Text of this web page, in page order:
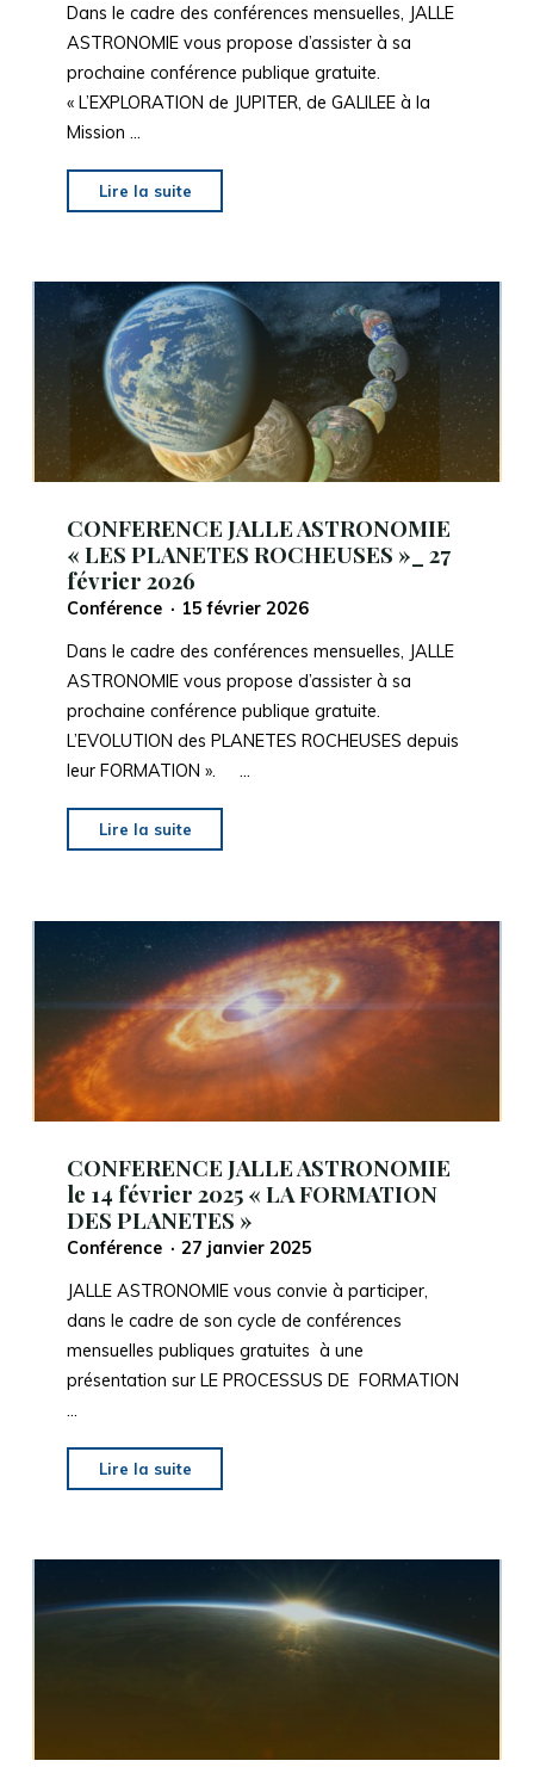
Dans le cadre des conférences mensuelles, JALLE
ASTRONOMIE vous propose d’assister à sa
prochaine conférence publique gratuite.
« L’EXPLORATION de JUPITER, de GALILEE à la
Mission …
Lire la suite
Jalle
Mars
2026_
L’EXPLORATION
de
JUPITER,
de
Galilée
à
CONFERENCE JALLE ASTRONOMIE
« LES PLANETES ROCHEUSES »_ 27
février 2026
Conférence
15 février 2026
Dans le cadre des conférences mensuelles, JALLE
ASTRONOMIE vous propose d’assister à sa
prochaine conférence publique gratuite.
L’EVOLUTION des PLANETES ROCHEUSES depuis
leur FORMATION ». …
Lire la suite
JALLE
« LES
PLANETES
ROCHEUSES »_
27
février
2026"
CONFERENCE JALLE ASTRONOMIE
le 14 février 2025 « LA FORMATION
DES PLANETES »
Conférence
27 janvier 2025
JALLE ASTRONOMIE vous convie à participer,
dans le cadre de son cycle de conférences
mensuelles publiques gratuites à une
présentation sur LE PROCESSUS DE FORMATION
…
Lire la suite
JALLE
le
février